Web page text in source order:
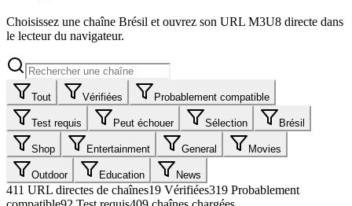
Choisissez une chaîne Brésil et ouvrez son URL M3U8 directe dans
le lecteur du navigateur.
Tout Vérifiées Probablement compatible
Test requis Peut échouer Sélection Brésil
Shop Entertainment General Movies
Outdoor Education News
411 URL directes de chaînes19 Vérifiées319 Probablement